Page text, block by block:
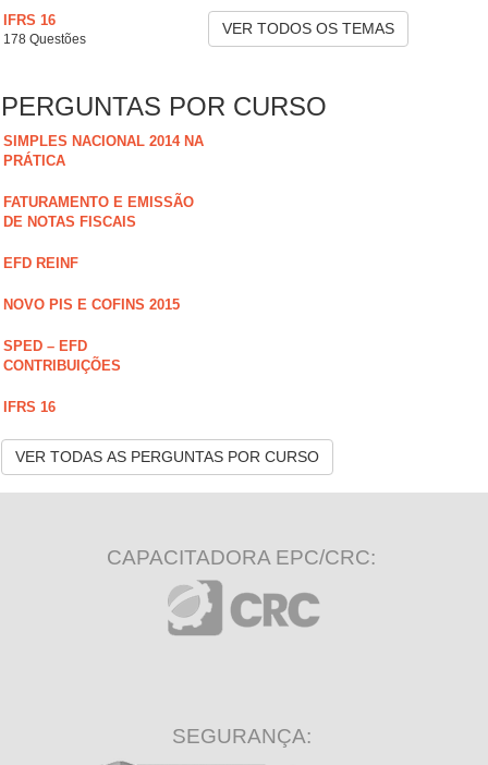
IFRS 16
178 Questões
VER TODOS OS TEMAS
PERGUNTAS POR CURSO
SIMPLES NACIONAL 2014 NA
PRÁTICA
FATURAMENTO E EMISSÃO
DE NOTAS FISCAIS
EFD REINF
NOVO PIS E COFINS 2015
SPED – EFD
CONTRIBUIÇÕES
IFRS 16
VER TODAS AS PERGUNTAS POR CURSO
CAPACITADORA EPC/CRC:
SEGURANÇA: